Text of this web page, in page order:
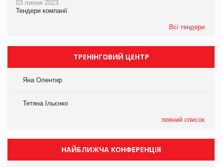
03 липня 2023
Тендери компанії
Всі тендери
ТРЕНІНГОВИЙ ЦЕНТР
Яна Олентир
Тетяна Ільєнко
повний список
НАЙБЛИЖЧА КОНФЕРЕНЦІЯ